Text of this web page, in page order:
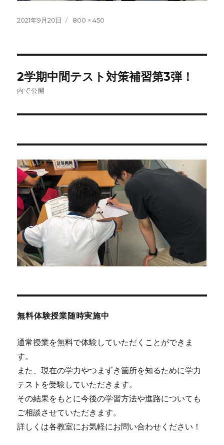
投
2021年9月20日
フ
800 × 450
稿
ゲ
ー
シ
ョ
ン
2学期中間テスト対策補習第3弾！
内で公開
無料体験授業随時実施中
通常授業を無料で体験していただくことができま
す。
また、現在の学力やつまずき箇所を知るために学力
テストを受験していただきます。
その結果をもとに今後の学習方法や進路についても
ご相談させていただきます。
詳しくは各教室にお気軽にお問い合わせください！